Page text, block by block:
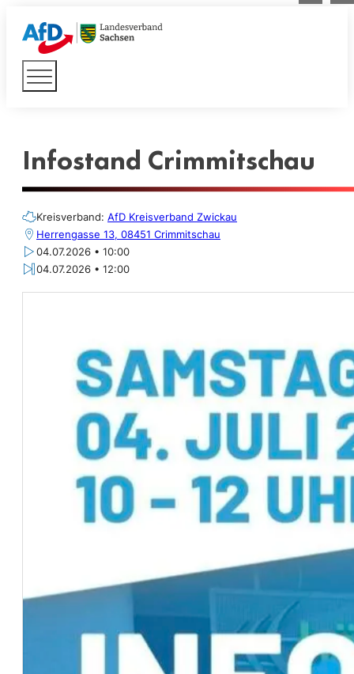
Infostand Crimmitschau
Kreisverband: AfD Kreisverband Zwickau
Herrengasse 13, 08451 Crimmitschau
04.07.2026 • 10:00
04.07.2026 • 12:00